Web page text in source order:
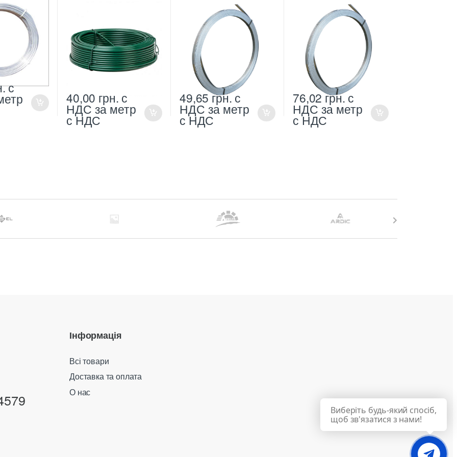
с
40,00 грн. с
НДС за метр
с НДС
49,65грн.с
НДС за метр
с НДС
76,02грн.с
НДС за метр
с НДС
Інформація
Всі товари
Доставка та оплата
О нас
Виберіть будь-який спосіб,
щоб зв'язатися з нами!